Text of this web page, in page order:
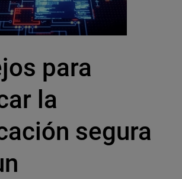
para
la
segura